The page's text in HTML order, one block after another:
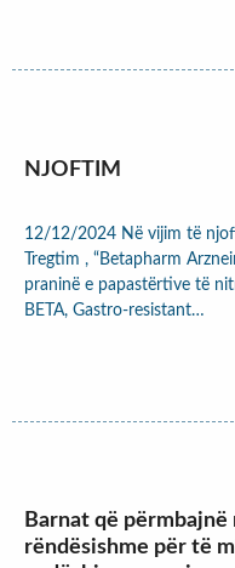
NJOFTIM
12/12/2024 Në vijim të
Tregtim , “Betapharm
praninë e papastërtive të
BETA, Gastro-resistant…
Barnat që përmbajnë
rëndësishme për të